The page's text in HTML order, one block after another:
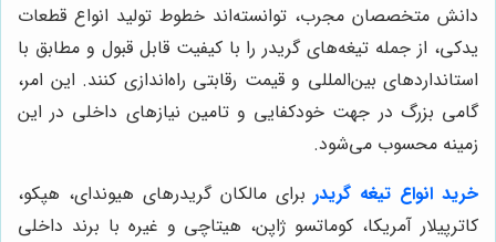
دانش متخصصان مجرب، توانسته‌اند خطوط تولید انواع قطعات
یدکی، از جمله تیغه‌های گریدر را با کیفیت قابل قبول و مطابق با
استانداردهای بین‌المللی و قیمت رقابتی راه‌اندازی کنند. این امر،
گامی بزرگ در جهت خودکفایی و تامین نیازهای داخلی در این
زمینه محسوب می‌شود.
خرید انواع تیغه گریدر برای مالکان گریدرهای هیوندای، هپکو،
کاترپیلار آمریکا، کوماتسو ژاپن، هیتاچی و غیره با برند داخلی